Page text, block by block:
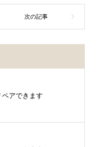
ペアできます